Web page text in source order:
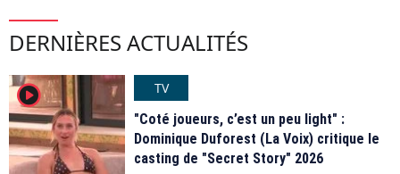
DERNIÈRES ACTUALITÉS
player2
TV
"Coté joueurs, c’est un peu light" :
Dominique Duforest (La Voix) critique le
casting de "Secret Story" 2026